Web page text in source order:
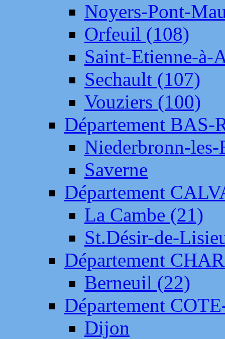
Noyers-Pont-
Orfeuil (108)
Saint-Etienne-à-
Sechault (107)
Vouziers (100)
Département BAS-
Niederbronn-
Saverne
Département
La Cambe (21)
St.Désir-de-
Département
Berneuil (22)
Département
Dijon